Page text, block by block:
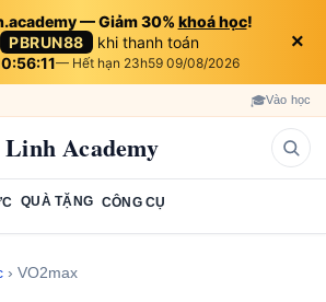
— Giảm 30% khoá học!
PBRUN88 khi thanh toán
— Hết hạn 23h59 09/08/2026
×
🎓Vào học
Linh Academy
QUÀ TẶNG CÔNG CỤ
› VO2max